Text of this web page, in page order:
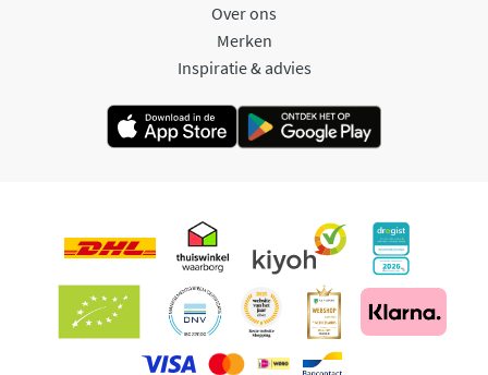
Over ons
Merken
Inspiratie & advies